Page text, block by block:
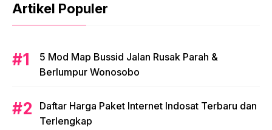
Artikel Populer
5 Mod Map Bussid Jalan Rusak Parah &
Berlumpur Wonosobo
Daftar Harga Paket Internet Indosat Terbaru dan
Terlengkap